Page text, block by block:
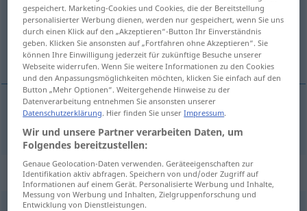
Übersicht aller Übersetzungen
(Für mehr Details die Übersetzung anklicken/antippen)
убацивати
einschieben
Synonyme für "einschieben"
gespeichert. Marketing-Cookies und Cookies, die der Bereitstellung
personalisierter Werbung dienen, werden nur gespeichert, wenn Sie uns
durch einen Klick auf den „Akzeptieren“-Button Ihr Einverständnis
geben. Klicken Sie ansonsten auf „Fortfahren ohne Akzeptieren“. Sie
können Ihre Einwilligung jederzeit für zukünftige Besuche unserer
Webseite widerrufen. Wenn Sie weitere Informationen zu den Cookies
und den Anpassungsmöglichkeiten möchten, klicken Sie einfach auf den
Button „Mehr Optionen“. Weitergehende Hinweise zu der
Datenverarbeitung entnehmen Sie ansonsten unserer
Datenschutzerklärung. Hier finden Sie unserImpressum.
Wir und unsere Partner verarbeiten Daten, um
Folgendes bereitzustellen:
Genaue Geolocation-Daten verwenden. Geräteeigenschaften zur
Identifikation aktiv abfragen. Speichern von und/oder Zugriff auf
Informationen auf einem Gerät. Personalisierte Werbung und Inhalte,
Messung von Werbung und Inhalten, Zielgruppenforschung und
Entwicklung von Dienstleistungen.